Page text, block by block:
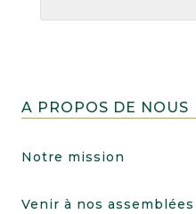
A PROPOS DE NOUS
Notre mission
Venir à nos assemblées